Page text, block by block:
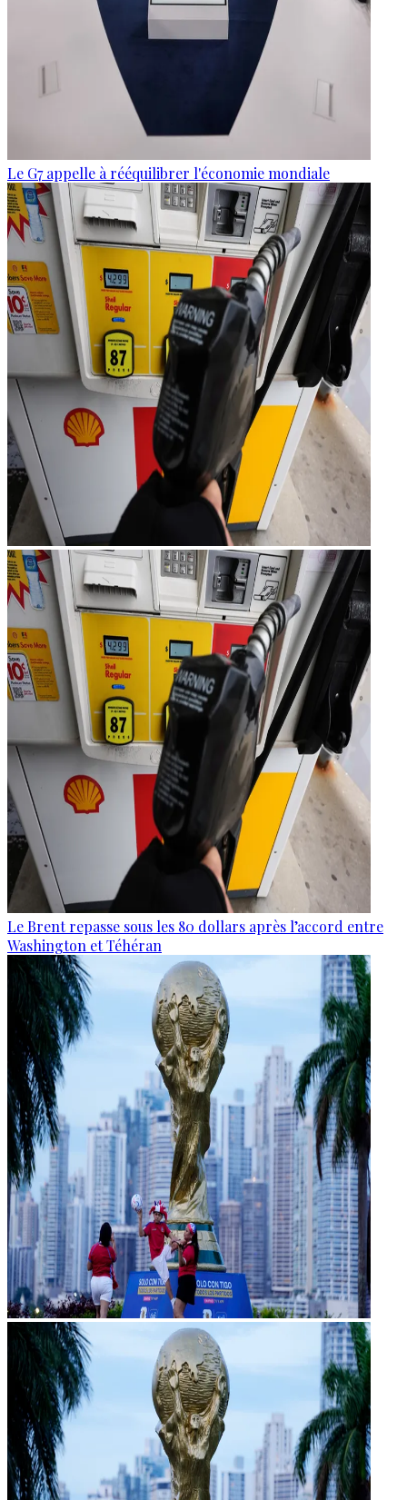
Le G7 appelle à rééquilibrer l'économie mondiale
Le Brent repasse sous les 80 dollars après l’accord entre
Washington et Téhéran